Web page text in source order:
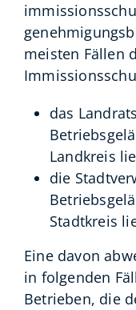
meisten Fällen
das
Landkreis
die
Stadtkreis
Eine davon
in folgenden
Betrieben, die